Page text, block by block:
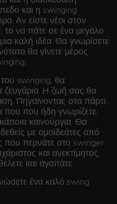
και η swinging
Αν είστε νέοι στον
να πάτε σε ένα μεγάλο
καλή ιδέα. Θα γνωρίσετε
θα γίνετε μέρος
swinging, θα
ζευγάρια. Η ζωή σας θα
Πηγαίνοντας στα πάρτι,
που που ήδη γνωρίζετε,
καινούργια. Θα
με ομοϊδεάτες από
που περνάτε στο swinger
και ανεκτίμητος,
και αγαπάτε.
ένα καλό swing